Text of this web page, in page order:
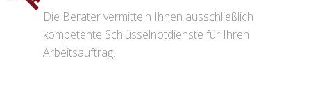
Die Berater vermitteln Ihnen ausschließlich
kompetente Schlüsselnotdienste für Ihren
Arbeitsauftrag.